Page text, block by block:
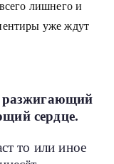
лишнего и
уже ждут
разжигающий
сердце.
то или иное